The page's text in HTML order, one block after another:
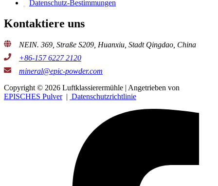
Datenschutz-Bestimmungen
Kontaktiere uns
NEIN. 369, Straße S209, Huanxiu, Stadt Qingdao, China
+86-157 6227 2120
mineral@epic-powder.com
Copyright © 2026 Luftklassierermühle | Angetrieben von
EPISCHES Pulver| Datenschutzrichtlinie